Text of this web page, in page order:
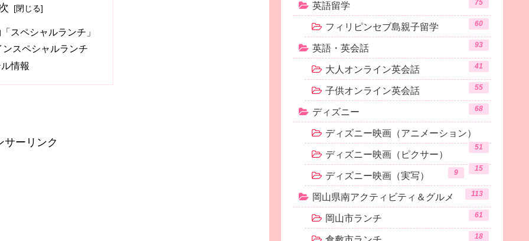
スペシャルランチ」
ンスペシャルランチ
情報
サーリンク
英語留学 75
フィリピンセブ島親子留学 60
英語・英会話 93
大人オンライン英会話 41
子供オンライン英会話 55
ディズニー 68
ディズニー映画（アニメーション）
51
ディズニー映画（ピクサー）
15
ディズニー映画（実写） 9
岡山県南アクティビティ＆グルメ 113
岡山市ランチ 61
18